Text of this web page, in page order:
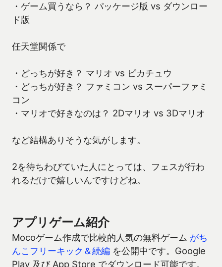
・ゲーム買うなら？ パッケージ版 vs ダウンロー
ド版
任天堂関係で
・どっちが好き？ マリオ vs ピカチュウ
・どっちが好き？ ファミコン vs スーパーファミ
コン
・マリオで好きなのは？ 2Dマリオ vs 3Dマリオ
など結構ありそうな気がします。
2を待ちわびていた人にとっては、フェスが行わ
れるだけで嬉しいんですけどね。
アプリゲーム紹介
Mocoゲーム作成で比較的人気の無料ゲーム がち
んこフリーキック＆続編 を公開中です。Google
Play 及び App Store でダウンロード可能です。